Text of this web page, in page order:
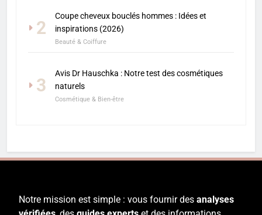
2
Coupe cheveux bouclés hommes : Idées et
inspirations (2026)
Beauté & Coiffure
3
Avis Dr Hauschka : Notre test des cosmétiques
naturels
Cosmétique & Bien-être
Notre mission est simple : vous fournir des analyses